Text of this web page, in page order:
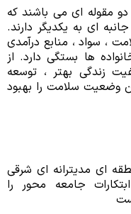
مقوله ای می باشند که
ای به یکدیگر دارند.
، سواد ، منابع درآمدی
ها بستگی دارد. از
زندگی بهتر ، توسعه
وضعیت سلامت را بهبود
ای مدیترانه ای شرقی
جامعه محور را